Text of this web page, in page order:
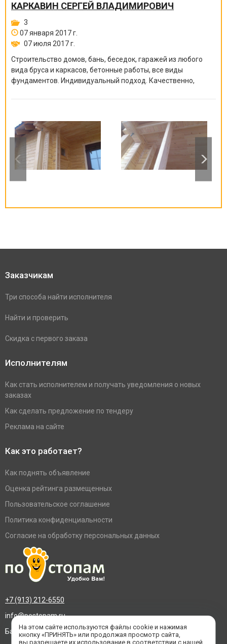
КАРКАВИН СЕРГЕЙ ВЛАДИМИРОВИЧ
3
07 января 2017 г.
07 июля 2017 г.
Строительство домов, бань, беседок, гаражей из любого
вида бруса и каркасов, бетонные работы, все виды
фундаментов. Индивидуальный подход. Качественно,
Заказчикам
Три способа найти исполнителя
Найти и проверить
Скидка с первого заказа
Исполнителям
Как стать исполнителем и получать уведомления о новых
заказах
Как сделать предложение по тендеру
Реклама на сайте
Как это работает?
Как поднять объявление
Оценка рейтинга размещенных
Пользовательское соглашение
Политика конфиденциальности
Согласие на обработку персональных данных
+7 (913) 212-6550
info@postopam.ru
Барнаул, пр. Социалистический 109, оф.455
На этом сайте используются файлы cookie и нажимая
кнопку «ПРИНЯТЬ» или продолжая просмотр сайта,
вы разрешаете их использование в соответствии с нашей